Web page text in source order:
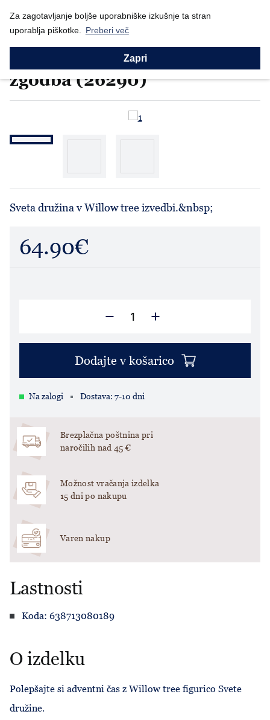
Za zagotavljanje boljše uporabniške izkušnje ta stran
uporablja piškotke.
Preberi več
Zapri
Nazaj
Domov Prodajni program Willow Tree Sveta družina - Boži...
Sveta družina - Božična
zgodba (26290)
Sveta družina v Willow tree izvedbi.&nbsp;
64.90€
Dodajte v košarico
Na zalogi Dostava: 7-10 dni
Brezplačna poštnina pri
naročilih nad 45 €
Možnost vračanja izdelka
15 dni po nakupu
Varen nakup
Lastnosti
Koda: 638713080189
O izdelku
Polepšajte si adventni čas z Willow tree figurico Svete
družine.